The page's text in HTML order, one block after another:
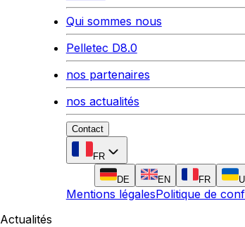
Qui sommes nous
Pelletec D8.0
nos partenaires
nos actualités
Contact
FR
DE EN FR
Mentions légalesPolitique de
Actualités